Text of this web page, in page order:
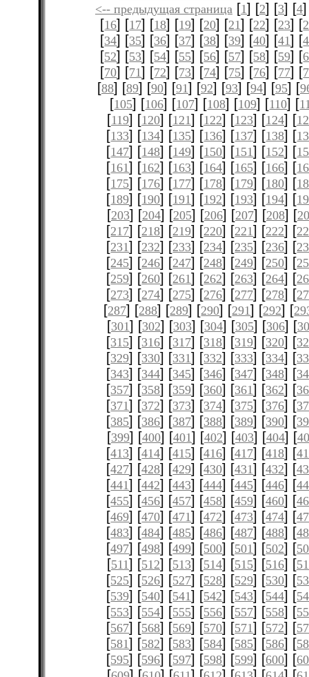
<-- предыдущая страница [1] [2] [3] [4
[16] [17] [18] [19] [20] [21] [22] [23] [
[34] [35] [36] [37] [38] [39] [40] [41] [
[52] [53] [54] [55] [56] [57] [58] [59] [
[70] [71] [72] [73] [74] [75] [76] [77] [
[88] [89] [90] [91] [92] [93] [94] [95] [
[105] [106] [107] [108] [109] [110] [
[119] [120] [121] [122] [123] [124] [
[133] [134] [135] [136] [137] [138] [
[147] [148] [149] [150] [151] [152] [
[161] [162] [163] [164] [165] [166] [
[175] [176] [177] [178] [179] [180] [
[189] [190] [191] [192] [193] [194] [
[203] [204] [205] [206] [207] [208] [
[217] [218] [219] [220] [221] [222] [
[231] [232] [233] [234] [235] [236] [
[245] [246] [247] [248] [249] [250] [
[259] [260] [261] [262] [263] [264] [
[273] [274] [275] [276] [277] [278] [
[287] [288] [289] [290] [291] [292] [
[301] [302] [303] [304] [305] [306] [
[315] [316] [317] [318] [319] [320] [
[329] [330] [331] [332] [333] [334] [
[343] [344] [345] [346] [347] [348] [
[357] [358] [359] [360] [361] [362] [
[371] [372] [373] [374] [375] [376] [
[385] [386] [387] [388] [389] [390] [
[399] [400] [401] [402] [403] [404] [
[413] [414] [415] [416] [417] [418] [
[427] [428] [429] [430] [431] [432] [
[441] [442] [443] [444] [445] [446] [
[455] [456] [457] [458] [459] [460] [
[469] [470] [471] [472] [473] [474] [
[483] [484] [485] [486] [487] [488] [
[497] [498] [499] [500] [501] [502] [
[511] [512] [513] [514] [515] [516] [
[525] [526] [527] [528] [529] [530] [
[539] [540] [541] [542] [543] [544] [
[553] [554] [555] [556] [557] [558] [
[567] [568] [569] [570] [571] [572] [
[581] [582] [583] [584] [585] [586] [
[595] [596] [597] [598] [599] [600] [